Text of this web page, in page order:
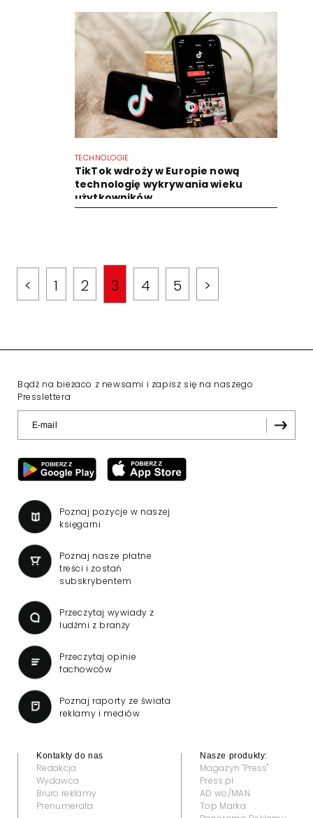
TECHNOLOGIE
TikTok wdroży w Europie nową
technologię wykrywania wieku
użytkowników
< 1 2 3 4 5 >
Bądź na bieżaco z newsami i zapisz się na naszego
Presslettera
Poznaj pozycje w naszej
księgarni
Poznaj nasze płatne
treści i zostań
subskrybentem
Przeczytaj wywiady z
ludźmi z branży
Przeczytaj opinie
fachowców
Poznaj raporty ze świata
reklamy i mediów
Kontakty do nas
Redakcja
Wydawca
Biuro reklamy
Prenumerata
Nasze produkty:
Magazyn "Press"
Press.pl
AD wo/MAN
Top Marka